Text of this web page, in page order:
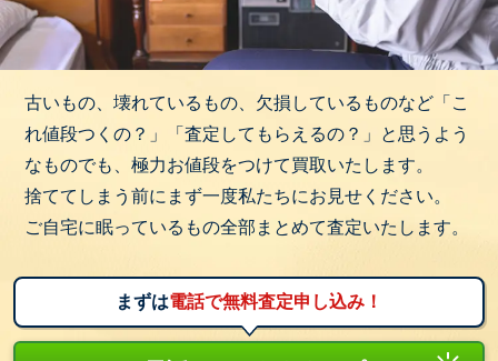
古いもの、壊れているもの、欠損しているものなど「こ
れ値段つくの？」「査定してもらえるの？」と思うよう
なものでも、極力お値段をつけて買取いたします。
捨ててしまう前にまず一度私たちにお見せください。
ご自宅に眠っているもの全部まとめて査定いたします。
まずは電話で無料査定申し込み！